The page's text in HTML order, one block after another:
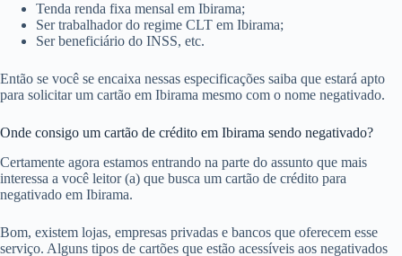
Tenda renda fixa mensal em Ibirama;
Ser trabalhador do regime CLT em Ibirama;
Ser beneficiário do INSS, etc.
Então se você se encaixa nessas especificações saiba que estará apto
para solicitar um cartão em Ibirama mesmo com o nome negativado.
Onde consigo um cartão de crédito em Ibirama sendo negativado?
Certamente agora estamos entrando na parte do assunto que mais
interessa a você leitor (a) que busca um cartão de crédito para
negativado em Ibirama.
Bom, existem lojas, empresas privadas e bancos que oferecem esse
serviço. Alguns tipos de cartões que estão acessíveis aos negativados